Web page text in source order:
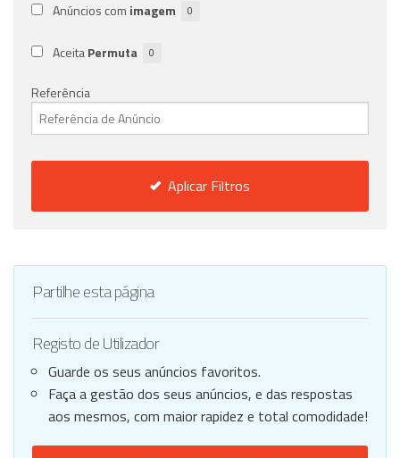
Anúncios com imagem 0
AceitaPermuta 0
Referência
Aplicar Filtros
Partilhe esta página
Registo de Utilizador
Guarde os seus anúncios favoritos.
Faça a gestão dos seus anúncios, e das respostas
aos mesmos, com maior rapidez e total comodidade!